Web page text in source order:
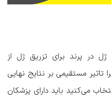
ژل در پرند برای تزریق ژل از
تاثیر مستقیمی بر نتایج نهایی
می‌کنید باید دارای پزشکان